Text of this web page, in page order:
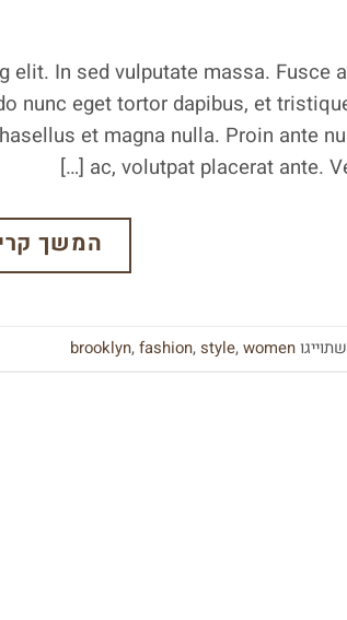
In sed vulputate massa. Fusce
nunc eget tortor dapibus, et
et magna nulla. Proin ante
ac, volutpat placerat ante.
המשך
brooklyn,fashion,style,women